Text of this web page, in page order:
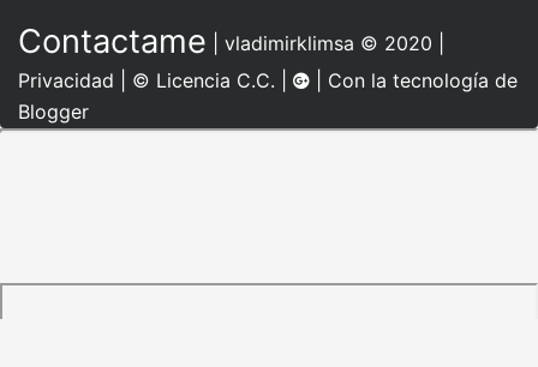
Contactame vladimirklimsa © 2020 |
Privacidad
© Licencia C.C.
| Con la tecnología de
Blogger